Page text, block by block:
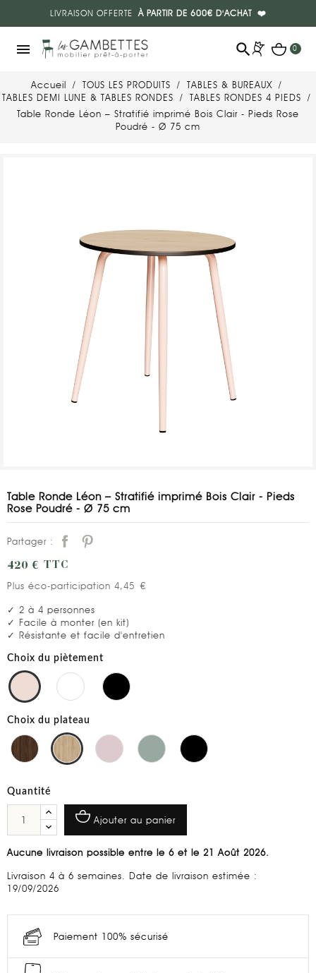
LIVRAISON OFFERTEÀ PARTIR DE 600€ D'ACHAT ❤️
menu search 0
Accueil TOUS LES PRODUITS
TABLES & BUREAUX
TABLES DEMI LUNE & TABLES RONDES
TABLES RONDES 4 PIEDS
Table Ronde Léon – Stratifié imprimé Bois Clair - Pieds Rose
Poudré - Ø 75 cm
Table Ronde Léon – Stratifié imprimé Bois Clair - Pieds
Rose Poudré - Ø 75 cm
Partager :
420 € TTC
Plus éco-participation 4,45 €
✓ 2 à 4 personnes
✓ Facile à monter (en kit)
✓ Résistante et facile d'entretien
Choix du piètement
Choix du plateau
Quantité
Ajouter au panier
Aucune livraison possible entre le 6 et le 21 Août 2026.
Livraison 4 à 6 semaines. Date de livraison estimée :
19/09/2026
Paiement 100% sécurisé